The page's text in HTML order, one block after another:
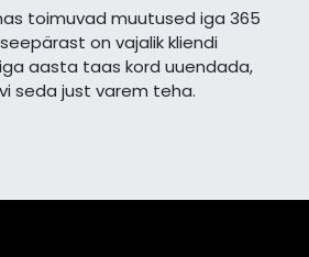
toimuvad muutused iga 365
on vajalik kliendi
aasta taas kord uuendada,
seda just varem teha.